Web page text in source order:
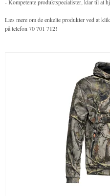
- Kompetente produktspecialister, klar til at
Læs mere om de enkelte produkter ved at
på telefon 70 701 712!